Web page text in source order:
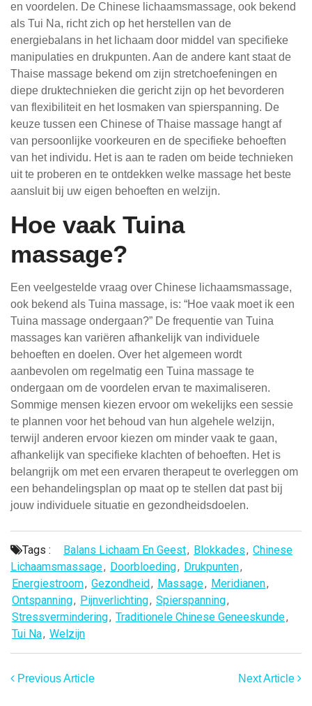
en voordelen. De Chinese lichaamsmassage, ook bekend
als Tui Na, richt zich op het herstellen van de
energiebalans in het lichaam door middel van specifieke
manipulaties en drukpunten. Aan de andere kant staat de
Thaise massage bekend om zijn stretchoefeningen en
diepe druktechnieken die gericht zijn op het bevorderen
van flexibiliteit en het losmaken van spierspanning. De
keuze tussen een Chinese of Thaise massage hangt af
van persoonlijke voorkeuren en de specifieke behoeften
van het individu. Het is aan te raden om beide technieken
uit te proberen en te ontdekken welke massage het beste
aansluit bij uw eigen behoeften en welzijn.
Hoe vaak Tuina
massage?
Een veelgestelde vraag over Chinese lichaamsmassage,
ook bekend als Tuina massage, is: “Hoe vaak moet ik een
Tuina massage ondergaan?” De frequentie van Tuina
massages kan variëren afhankelijk van individuele
behoeften en doelen. Over het algemeen wordt
aanbevolen om regelmatig een Tuina massage te
ondergaan om de voordelen ervan te maximaliseren.
Sommige mensen kiezen ervoor om wekelijks een sessie
te plannen voor het behoud van hun algehele welzijn,
terwijl anderen ervoor kiezen om minder vaak te gaan,
afhankelijk van specifieke klachten of behoeften. Het is
belangrijk om met een ervaren therapeut te overleggen om
een behandelingsplan op maat op te stellen dat past bij
jouw individuele situatie en gezondheidsdoelen.
Tags : Balans Lichaam En Geest, Blokkades, Chinese
Lichaamsmassage, Doorbloeding, Drukpunten,
Energiestroom, Gezondheid, Massage, Meridianen,
Ontspanning, Pijnverlichting, Spierspanning,
Stressvermindering, Traditionele Chinese Geneeskunde,
Tui Na, Welzijn
Previous Article Next Article